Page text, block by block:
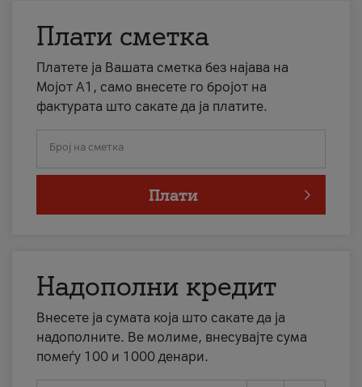
Плати сметка
Платете ја Вашата сметка без најава на
Мојот А1, само внесете го бројот на
фактурата што сакате да ја платите.
Број на сметка
Плати
Надополни кредит
Внесете ја сумата која што сакате да ја
надополните. Ве молиме, внесувајте сума
помеѓу 100 и 1000 денари.